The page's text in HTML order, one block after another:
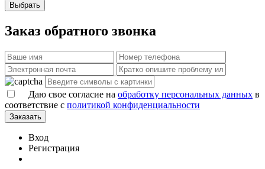
Выбрать
Заказ обратного звонка
Даю свое согласие на обработку персональных данных в
соответствие с политикой конфиденциальности
Заказать
Вход
Регистрация